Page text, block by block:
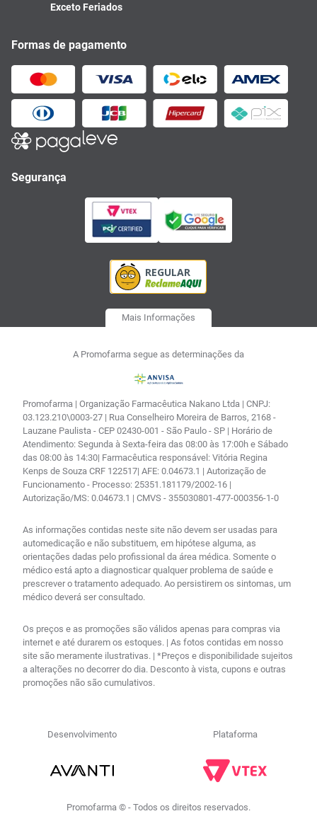
Exceto Feriados
Formas de pagamento
Segurança
Mais Informações
A Promofarma segue as determinações da
Promofarma | Organização Farmacêutica Nakano Ltda | CNPJ:
03.123.210\0003-27 | Rua Conselheiro Moreira de Barros, 2168 -
Lauzane Paulista - CEP 02430-001 - São Paulo - SP | Horário de
Atendimento: Segunda à Sexta-feira das 08:00 às 17:00h e Sábado
das 08:00 às 14:30| Farmacêutica responsável: Vitória Regina
Kenps de Souza CRF 122517| AFE: 0.04673.1 | Autorização de
Funcionamento - Processo: 25351.181179/2002-16 |
Autorização/MS: 0.04673.1 | CMVS - 355030801-477-000356-1-0
As informações contidas neste site não devem ser usadas para
automedicação e não substituem, em hipótese alguma, as
orientações dadas pelo profissional da área médica. Somente o
médico está apto a diagnosticar qualquer problema de saúde e
prescrever o tratamento adequado. Ao persistirem os sintomas, um
médico deverá ser consultado.
Os preços e as promoções são válidos apenas para compras via
internet e até durarem os estoques. | As fotos contidas em nosso
site são meramente ilustrativas. | *Preços e disponibilidade sujeitos
a alterações no decorrer do dia. Desconto à vista, cupons e outras
promoções não são cumulativos.
Desenvolvimento Plataforma
Promofarma © - Todos os direitos reservados.